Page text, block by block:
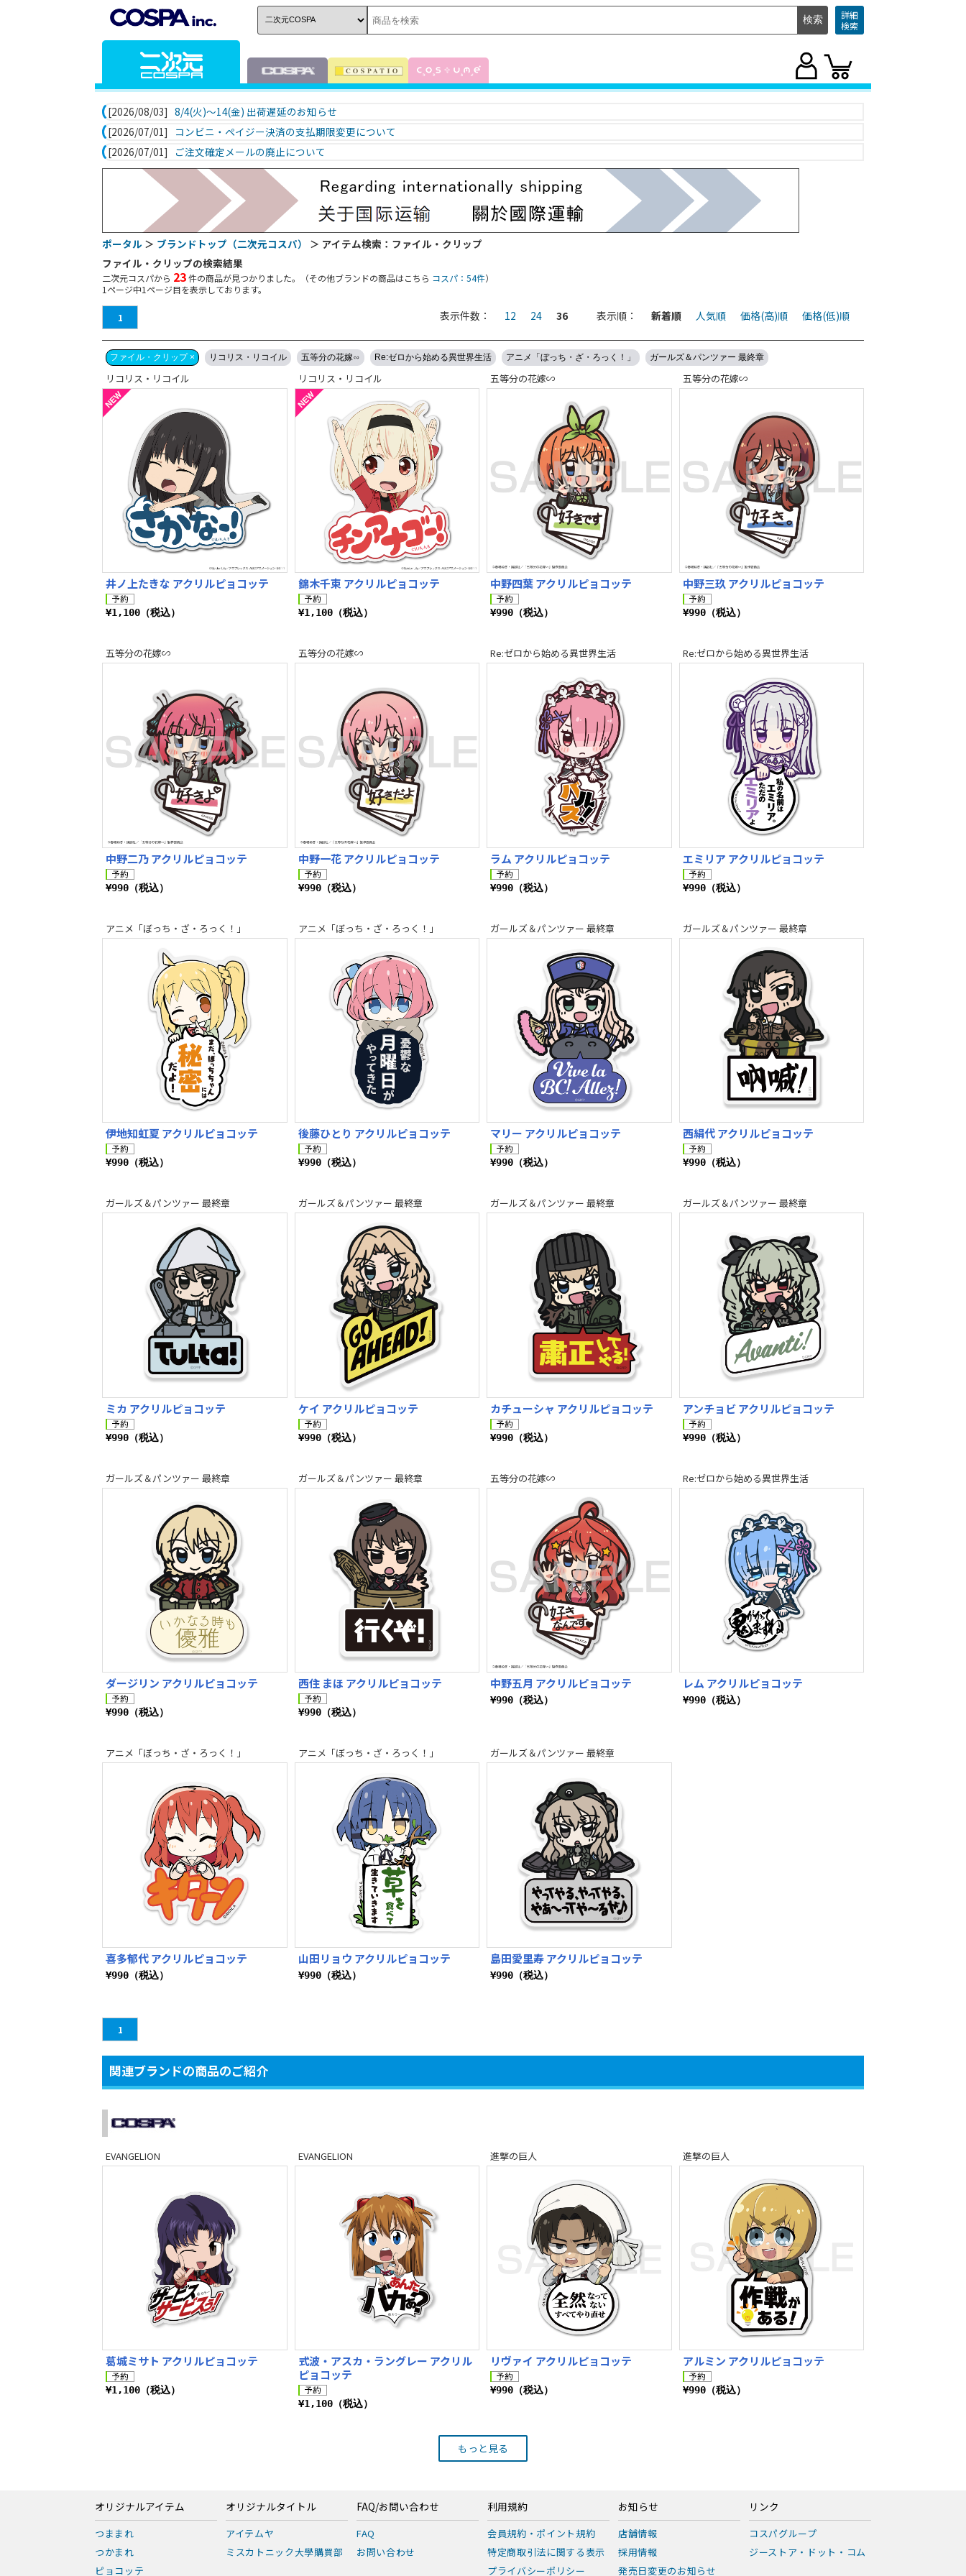
詳細
検索
[2026/08/03] 8/4(火)～14(金) 出荷遅延のお知らせ
[2026/07/01]
コンビニ・ペイジー決済の支払期限変更について
[2026/07/01]
ご注文確定メールの廃止について
ポータル ＞ ブランドトップ（二次元コスパ）
＞ アイテム検索：ファイル・クリップ
ファイル・クリップの検索結果
二次元コスパから 23件の商品が見つかりました。（その他ブランドの商品はこちら コスパ：54件）
1 ページ中1 ページ目を表示しております。
1 表示件数： 12 24 36 表示順： 新着順 人気順 価格(高)順 価格(低)順
ファイル・クリップ × リコリス・リコイル 五等分の花嫁∽ Re:ゼロから始める異世界生活 アニメ「ぼっち・ざ・ろっく！」 ガールズ＆パンツァー 最終章
リコリス・リコイル
井ノ上たきな アクリルピョコッテ
¥1,100（税込）
リコリス・リコイル
錦木千束 アクリルピョコッテ
¥1,100（税込）
五等分の花嫁∽
中野四葉 アクリルピョコッテ
¥990（税込）
五等分の花嫁∽
中野三玖 アクリルピョコッテ
¥990（税込）
五等分の花嫁∽
中野二乃 アクリルピョコッテ
¥990（税込）
五等分の花嫁∽
中野一花 アクリルピョコッテ
¥990（税込）
Re:ゼロから始める異世界生活
ラム アクリルピョコッテ
¥990（税込）
Re:ゼロから始める異世界生活
エミリア アクリルピョコッテ
¥990（税込）
アニメ「ぼっち・ざ・ろっく！」
伊地知虹夏 アクリルピョコッテ
¥990（税込）
アニメ「ぼっち・ざ・ろっく！」
後藤ひとり アクリルピョコッテ
¥990（税込）
ガールズ＆パンツァー 最終章
マリー アクリルピョコッテ
¥990（税込）
ガールズ＆パンツァー 最終章
西絹代 アクリルピョコッテ
¥990（税込）
ガールズ＆パンツァー 最終章
ミカ アクリルピョコッテ
¥990（税込）
ガールズ＆パンツァー 最終章
ケイ アクリルピョコッテ
¥990（税込）
ガールズ＆パンツァー 最終章
カチューシャ アクリルピョコッテ
¥990（税込）
ガールズ＆パンツァー 最終章
アンチョビ アクリルピョコッテ
¥990（税込）
ガールズ＆パンツァー 最終章
ダージリン アクリルピョコッテ
¥990（税込）
ガールズ＆パンツァー 最終章
西住 まほ アクリルピョコッテ
¥990（税込）
五等分の花嫁∽
中野五月 アクリルピョコッテ
¥990（税込）
Re:ゼロから始める異世界生活
レム アクリルピョコッテ
¥990（税込）
アニメ「ぼっち・ざ・ろっく！」
喜多郁代 アクリルピョコッテ
¥990（税込）
アニメ「ぼっち・ざ・ろっく！」
山田リョウ アクリルピョコッテ
¥990（税込）
ガールズ＆パンツァー 最終章
島田愛里寿 アクリルピョコッテ
¥990（税込）
1
関連ブランドの商品のご紹介
EVANGELION
葛城ミサト アクリルピョコッテ
¥1,100（税込）
EVANGELION
式波・アスカ・ラングレー アクリル
ピョコッテ
¥1,100（税込）
進撃の巨人
リヴァイ アクリルピョコッテ
¥990（税込）
進撃の巨人
アルミン アクリルピョコッテ
¥990（税込）
もっと見る
オリジナルアイテム
つままれ
つかまれ
ピョコッテ
オリジナルタイトル
アイテムヤ
ミスカトニック大學購買部
FAQ/お問い合わせ
FAQ
お問い合わせ
利用規約
会員規約・ポイント規約
特定商取引法に関する表示
プライバシーポリシー
お知らせ
店舗情報
採用情報
発売日変更のお知らせ
リンク
コスパグループ
ジーストア・ドット・コム